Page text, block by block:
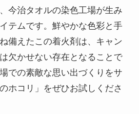
今治タオルの染色工場が生み
テムです。鮮やかな色彩と手
備えたこの着火剤は、キャン
欠かせない存在となることで
での素敵な思い出づくりをサ
ホコリ」をぜひお試しくださ